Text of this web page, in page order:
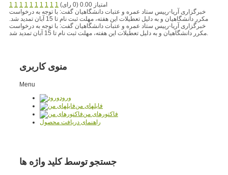
1 1 1 1 1 1 1 1 1 1
امتیاز 0.00 (0 رای)
خبرگزاری آریا-رییس ستاد عمره و عتبات دانشگاهیان گفت: با توجه به درخواست
مکرر دانشگاهیان و به دلیل تعطیلات این هفته، مهلت ثبت نام تا 15 آبان تمدید شد.
خبرگزاری آریا-رییس ستاد عمره و عتبات دانشگاهیان گفت: با توجه به درخواست
مکرر دانشگاهیان و به دلیل تعطیلات این هفته، مهلت ثبت نام تا 15 آبان تمدید شد.
منوی کاربری
Menu
ورود
فایلهای من
فاکتورهای من
راهنمای دریافت محصول
جستجو توسط کلید واژه ها